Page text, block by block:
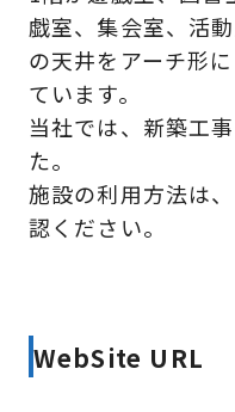
戯室、集会室、活
の天井をアーチ形
ています。
当社では、新築工
た。
施設の利用方法は
認ください。
WebSite URL